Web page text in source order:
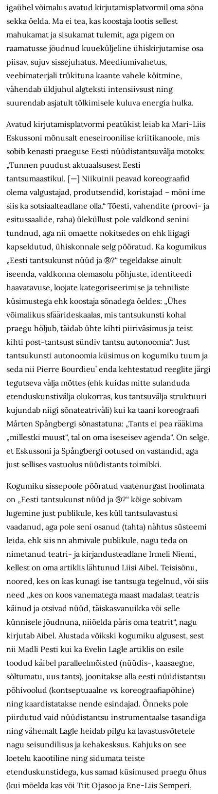
igaühel võimalus avatud kirjutamisplatvormil oma sõna
sekka öelda. Ma ei tea, kas koostaja lootis sellest
mahukamat ja sisukamat tulemit, aga pigem on
raamatusse jõudnud kuueküljeline ühiskirjutamise osa
piisav, sujuv sissejuhatus. Meediumivahetus,
veebimaterjali trükituna kaante vahele köitmine,
vähendab üldjuhul algteksti intensiivsust ning
suurendab asjatult tõlkimisele kuluva energia hulka.
Avatud kirjutamisplatvormi peatükist leiab ka Mari-Liis
Eskussoni mõnusalt eneseiroonilise kriitikanoole, mis
sobib kenasti praeguse Eesti nüüdistantsuvälja motoks:
„Tunnen puudust aktuaalsusest Eesti
tantsumaastikul. [—] Niikuinii peavad koreograafid
olema valgustajad, produtsendid, koristajad – mõni ime
siis ka sotsiaalteadlane olla.“ Tõesti, vahendite (proovi- ja
esitussaalide, raha) üleküllust pole valdkond senini
tundnud, aga nii omaette nokitsedes on ehk liigagi
kapseldutud, ühiskonnale selg pööratud. Ka kogumikus
„Eesti tantsukunst nüüd ja ®?“ tegeldakse ainult
iseenda, valdkonna olemasolu põhjuste, identiteedi
haavatavuse, loojate kategoriseerimise ja tehniliste
küsimustega ehk koostaja sõnadega öeldes: „Ühes
võimalikus sfäärideskaalas, mis tantsukunsti kohal
praegu hõljub, täidab ühte kihti piiriväsimus ja teist
kihti post-tantsust sündiv tantsu autonoomia“. Just
tantsukunsti autonoomia küsimus on kogumiku tuum ja
seda nii Pierre Bourdieu’ enda kehtestatud reeglite järgi
tegutseva välja mõttes (ehk kuidas mitte sulanduda
etenduskunstivälja olukorras, kus tantsuvälja struktuuri
kujundab niigi sõnateatriväli) kui ka taani koreograafi
Mårten Spångbergi sõnastatuna: „Tants ei pea rääkima
„millestki muust“, tal on oma iseseisev agenda“. On selge,
et Eskussoni ja Spångbergi ootused on vastandid, aga
just sellises vastuolus nüüdistants toimibki.
Kogumiku sissepoole pööratud vaatenurgast hoolimata
on „Eesti tantsukunst nüüd ja ®?“ kõige sobivam
lugemine just publikule, kes küll tantsulavastusi
vaadanud, aga pole seni osanud (tahta) nähtus süsteemi
leida, ehk siis nn ahmivale publikule, nagu teda on
nimetanud teatri- ja kirjandusteadlane Irmeli Niemi,
kellest on oma artiklis lähtunud Liisi Aibel. Teisisõnu,
noored, kes on kas kunagi ise tantsuga tegelnud, või siis
need „kes on koos vanematega maast madalast teatris
käinud ja otsivad nüüd, täiskasvanuikka või selle
künnisele jõudnuna, niiöelda päris oma teatrit“, nagu
kirjutab Aibel. Alustada võikski kogumiku algusest, sest
nii Madli Pesti kui ka Evelin Lagle artiklis on esile
toodud käibel paralleelmõisted (nüüdis-, kaasaegne,
sõltumatu, uus tants), joonitakse alla eesti nüüdistantsu
põhivoolud (kontseptuaalne vs. koreograafiapõhine)
ning kaardistatakse nende esindajad. Õnneks pole
piirdutud vaid nüüdistantsu instrumentaalse tasandiga
ning vähemalt Lagle heidab pilgu ka lavastusvõtetele
nagu seisundilisus ja kehakesksus. Kahjuks on see
loetelu kaootiline ning sidumata teiste
etenduskunstidega, kus samad küsimused praegu õhus
(kui mõelda kas või Tiit Ojasoo ja Ene-Liis Semperi,